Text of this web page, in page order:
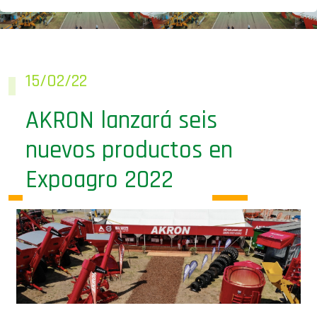
15/02/22
AKRON lanzará seis
nuevos productos en
Expoagro 2022